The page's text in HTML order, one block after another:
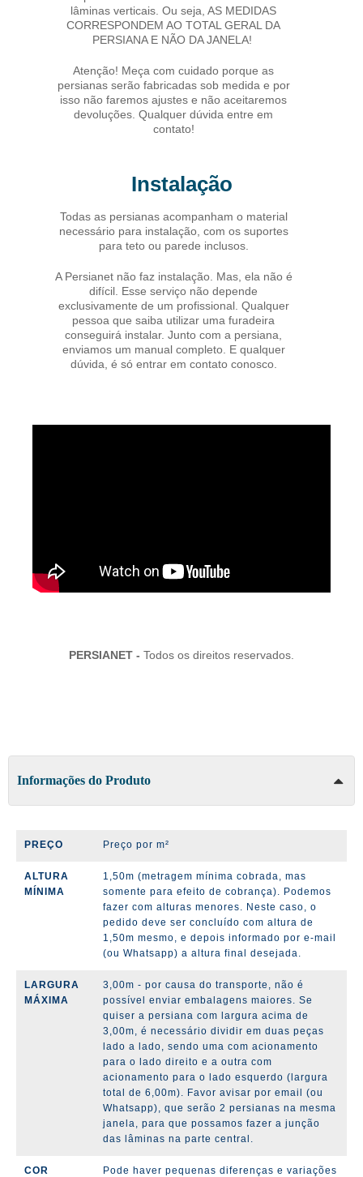
lâminas verticais. Ou seja, AS MEDIDAS
CORRESPONDEM AO TOTAL GERAL DA
PERSIANA E NÃO DA JANELA!
Atenção! Meça com cuidado porque as
persianas serão fabricadas sob medida e por
isso não faremos ajustes e não aceitaremos
devoluções. Qualquer dúvida entre em
contato!
Instalação
Todas as persianas acompanham o material
necessário para instalação, com os suportes
para teto ou parede inclusos.
A Persianet não faz instalação. Mas, ela não é
difícil. Esse serviço não depende
exclusivamente de um profissional. Qualquer
pessoa que saiba utilizar uma furadeira
conseguirá instalar. Junto com a persiana,
enviamos um manual completo. E qualquer
dúvida, é só entrar em contato conosco.
PERSIANET - Todos os direitos reservados.
Informações do Produto
PREÇO Preço por m²
ALTURA
MÍNIMA
1,50m (metragem mínima cobrada, mas
somente para efeito de cobrança). Podemos
fazer com alturas menores. Neste caso, o
pedido deve ser concluído com altura de
1,50m mesmo, e depois informado por e-mail
(ou Whatsapp) a altura final desejada.
LARGURA
MÁXIMA
3,00m - por causa do transporte, não é
possível enviar embalagens maiores. Se
quiser a persiana com largura acima de
3,00m, é necessário dividir em duas peças
lado a lado, sendo uma com acionamento
para o lado direito e a outra com
acionamento para o lado esquerdo (largura
total de 6,00m). Favor avisar por email (ou
Whatsapp), que serão 2 persianas na mesma
janela, para que possamos fazer a junção
das lâminas na parte central.
COR
Pode haver pequenas diferenças e variações